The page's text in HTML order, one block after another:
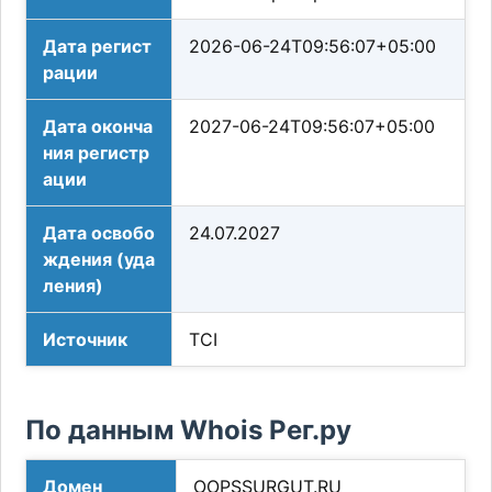
Дата регист
рации
2026-06-24T09:56:07+05:00
Дата оконча
ния регистр
ации
2027-06-24T09:56:07+05:00
Дата освобо
ждения (уда
ления)
24.07.2027
Источник TCI
По данным Whois Рег.ру
Домен OOPSSURGUT.RU